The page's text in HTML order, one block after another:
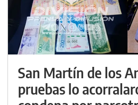
San Martín de los
pruebas lo